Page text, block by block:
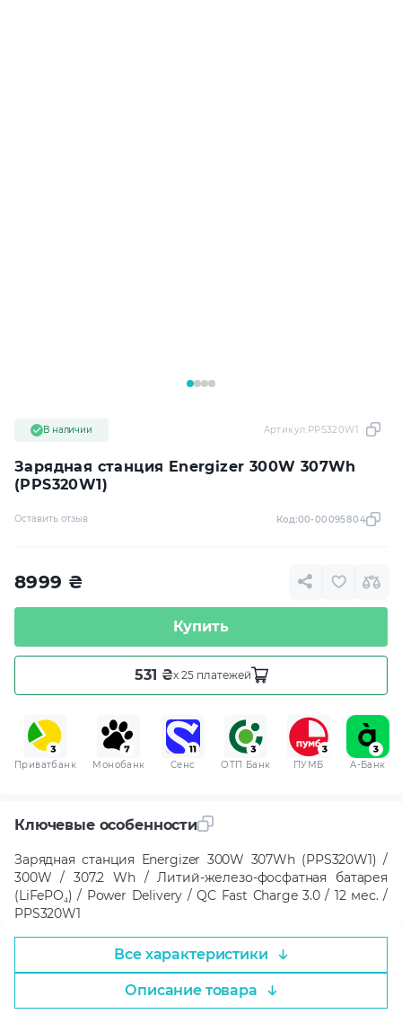
Зарядная станция Energizer 300W 307Wh
(PPS320W1)
В наличии Артикул:PPS320W1
Оставить отзыв Код:00-00095804
8999 ₴
Купить
531 ₴x 25 платежей
Приватбанк Монобанк Сенс ОТП Банк ПУМБ A-Банк
Ключевые особенности
Зарядная станция Energizer 300W 307Wh (PPS320W1) /
300W / 307.2 Wh / Литий-железо-фосфатная батарея
(LiFePO₄) / Power Delivery / QC Fast Charge 3.0 / 12 мес. /
PPS320W1
Все характеристики
Описание товара